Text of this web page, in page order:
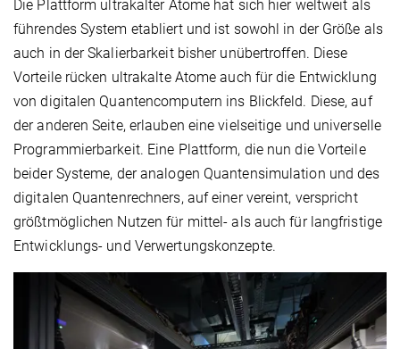
Die Plattform ultrakalter Atome hat sich hier weltweit als
führendes System etabliert und ist sowohl in der Größe als
auch in der Skalierbarkeit bisher unübertroffen. Diese
Vorteile rücken ultrakalte Atome auch für die Entwicklung
von digitalen Quantencomputern ins Blickfeld. Diese, auf
der anderen Seite, erlauben eine vielseitige und universelle
Programmierbarkeit. Eine Plattform, die nun die Vorteile
beider Systeme, der analogen Quantensimulation und des
digitalen Quantenrechners, auf einer vereint, verspricht
größtmöglichen Nutzen für mittel- als auch für langfristige
Entwicklungs- und Verwertungskonzepte.